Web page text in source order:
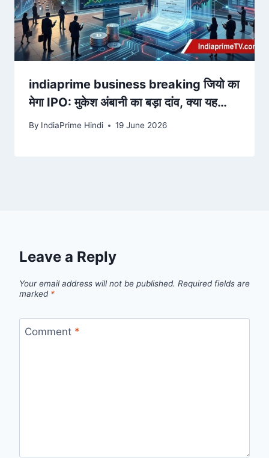
indiaprime business breaking जियो का
मेगा IPO: मुकेश अंबानी का बड़ा दांव, क्या यह
भारत का सबसे बड़ा आईपीओ बनेगा?
By IndiaPrime Hindi 19 June 2026
Leave a Reply
Your email address will not be published. Required fields are
marked *
Comment *